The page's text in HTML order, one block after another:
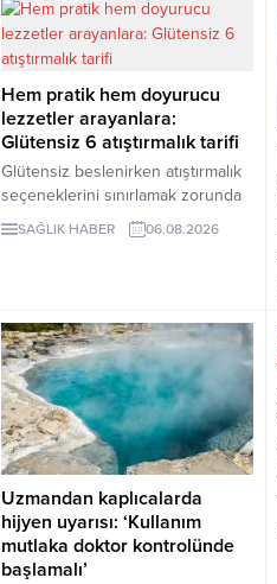
Hem pratik hem doyurucu
lezzetler arayanlara:
Glütensiz 6 atıştırmalık tarifi
Glütensiz beslenirken atıştırmalık
seçeneklerini sınırlamak zorunda
değilsiniz. Evde kolayca
hazırlayabileceğiniz bu 5 glütensiz
SAĞLIK HABER 06.08.2026
Uzmandan kaplıcalarda
hijyen uyarısı: ‘Kullanım
mutlaka doktor kontrolünde
başlamalı’